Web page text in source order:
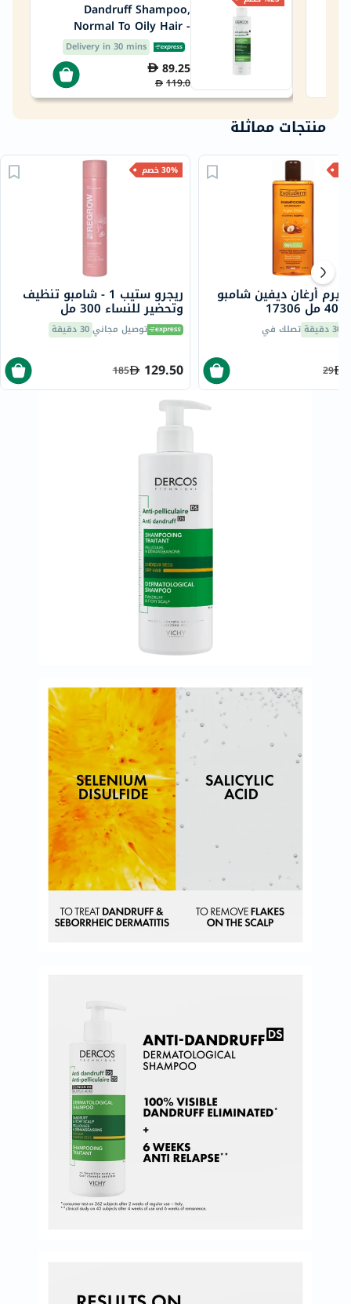
Dandruff Shampoo,
Normal To Oily Hair -
200ml
Delivery in 30 mins
89.25
119.0
منتجات مماثلة
30% خصم
ريجرو ستيب 1 - شامبو تنظيف
وتحضير للنساء 300 مل
توصيل مجاني 30 دقيقة
129.50
185
أرغان ديفين شامبو
30 دقيقة تصلك في
29